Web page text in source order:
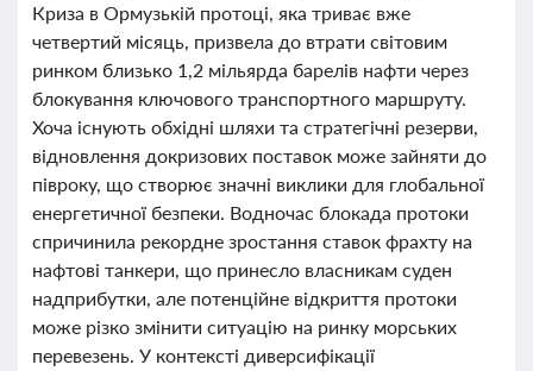
Криза в Ормузькій протоці, яка триває вже
четвертий місяць, призвела до втрати світовим
ринком близько 1,2 мільярда барелів нафти через
блокування ключового транспортного маршруту.
Хоча існують обхідні шляхи та стратегічні резерви,
відновлення докризових поставок може зайняти до
півроку, що створює значні виклики для глобальної
енергетичної безпеки. Водночас блокада протоки
спричинила рекордне зростання ставок фрахту на
нафтові танкери, що принесло власникам суден
надприбутки, але потенційне відкриття протоки
може різко змінити ситуацію на ринку морських
перевезень. У контексті диверсифікації